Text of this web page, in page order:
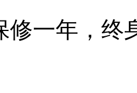
修一年，终